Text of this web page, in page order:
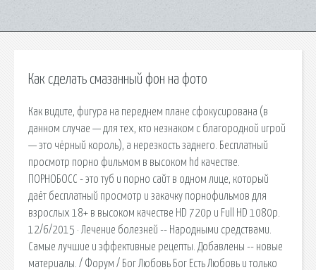
Как сделать смазанный фон на фото
Как видите, фигура на переднем плане сфокусирована (в
данном случае — для тех, кто незнаком с благородной игрой
— это чёрный король), а нерезкость заднего. Бесплатный
просмотр порно фильмом в высоком hd качестве.
ПОРНОБОСС - это туб и порно сайт в одном лице, который
даёт бесплатный просмотр и закачку порнофильмов для
взрослых 18+ в высоком качестве HD 720p и Full HD 1080p.
12/6/2015 · Лечение болезней -- Народными средствами.
Самые лучшие и эффективные рецепты. Добавлены -- новые
материалы. / Форум / Бог Любовь Бог Есть Любовь и только